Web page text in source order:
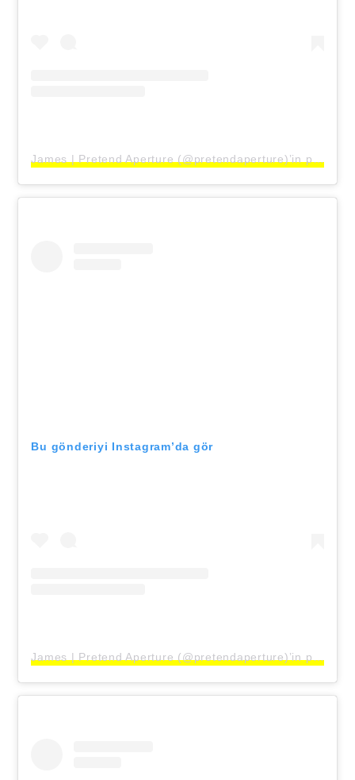
Bu gönderiyi Instagram’da gör